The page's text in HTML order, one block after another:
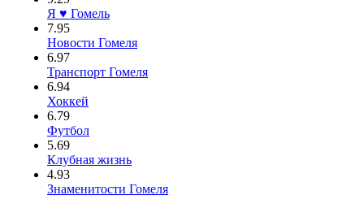
Я ♥ Гомель
7.95
Новости Гомеля
6.97
Транспорт Гомеля
6.94
Хоккей
6.79
Футбол
5.69
Клубная жизнь
4.93
Знаменитости Гомеля